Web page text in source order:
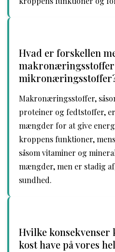
Hvad er forskellen
Makronæringsstoffer,
proteiner og fedtstoffer,
mængder for at give
kroppens funktioner,
såsom vitaminer og
mængder, men er stadig
sundhed.
Hvilke konsekvenser
kost have på vores